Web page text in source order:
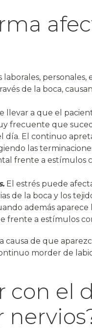
personales,
de la boca,
llevar a que el
frecuente que
El continuo
las
frente a estímulos
El estrés puede
de la boca y los
además
frente a estímulos
causa de que
morder de
con el